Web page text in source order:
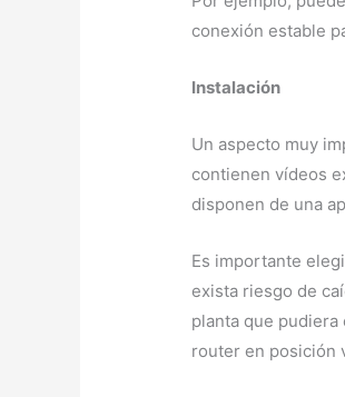
conexión estable
Instalación
Un aspecto muy
contienen vídeos
disponen de una
Es importante
exista riesgo de
planta que
router en posición